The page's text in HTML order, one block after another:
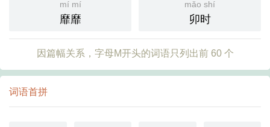
mí mí
靡靡
mǎo shí
卯时
因篇幅关系，字母M开头的词语只列出前 60 个
词语首拼